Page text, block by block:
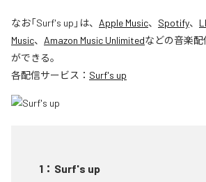
なお「Surf's up 」は、 Apple Music、 Spotify、
Music、 Amazon Music Unlimitedなどの音楽
ができる。
各配信サービス： Surf's up
1 ： Surf's up